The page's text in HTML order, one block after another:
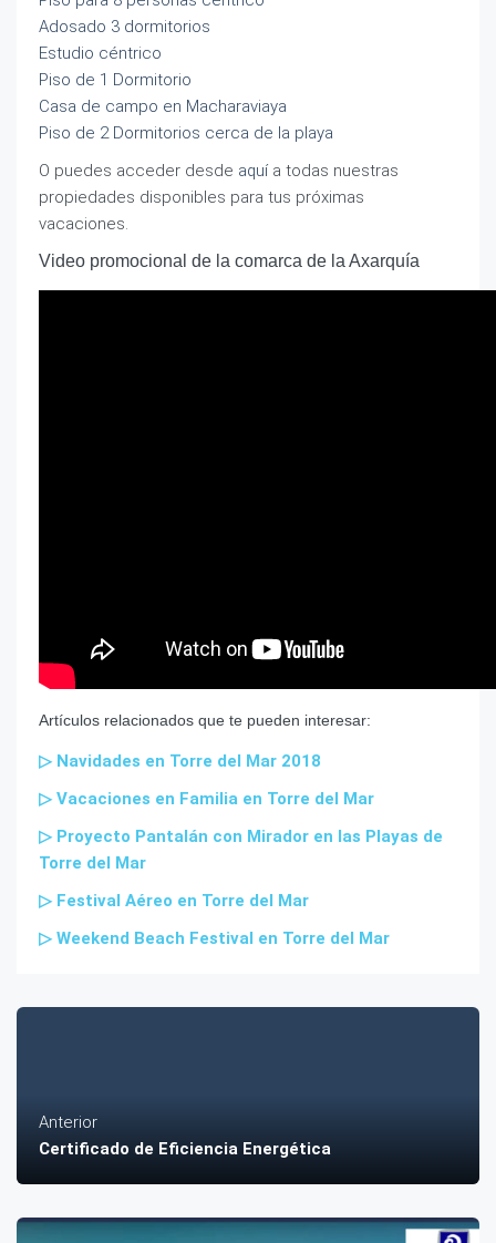
Adosado 3 dormitorios
Estudio céntrico
Piso de 1 Dormitorio
Casa de campo en Macharaviaya
Piso de 2 Dormitorios cerca de la playa
O puedes acceder desde aquía todas nuestras
propiedades disponibles para tus próximas
vacaciones.
Video promocional de la comarca de la Axarquía
Artículos relacionados que te pueden interesar:
▷ Navidades en Torre del Mar 2018
▷ Vacaciones en Familia en Torre del Mar
▷ Proyecto Pantalán con Mirador en las Playas de
Torre del Mar
▷ Festival Aéreo en Torre del Mar
▷ Weekend Beach Festival en Torre del Mar
Anterior
Certificado de Eficiencia Energética